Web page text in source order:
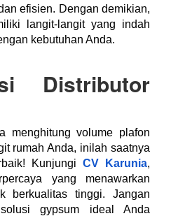
efisien. Dengan demikian,
langit-langit yang indah
kebutuhan Anda.
Distributor
menghitung volume plafon
rumah Anda, inilah saatnya
Kunjungi CV Karunia,
yang menawarkan
berkualitas tinggi. Jangan
gypsum ideal Anda